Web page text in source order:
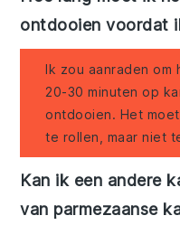
ontdooien voordat
Ik zou aanraden
20-30 minuten op
ontdooien. Het
te rollen, maar niet
Kan ik een andere
van parmezaanse